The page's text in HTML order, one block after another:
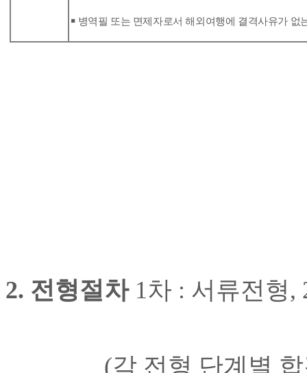
￭병역필 또는 면제자로서 해외여행에 결격사유가 없
2. 전형절차1차 : 서류전형,
(각 전형 단계별